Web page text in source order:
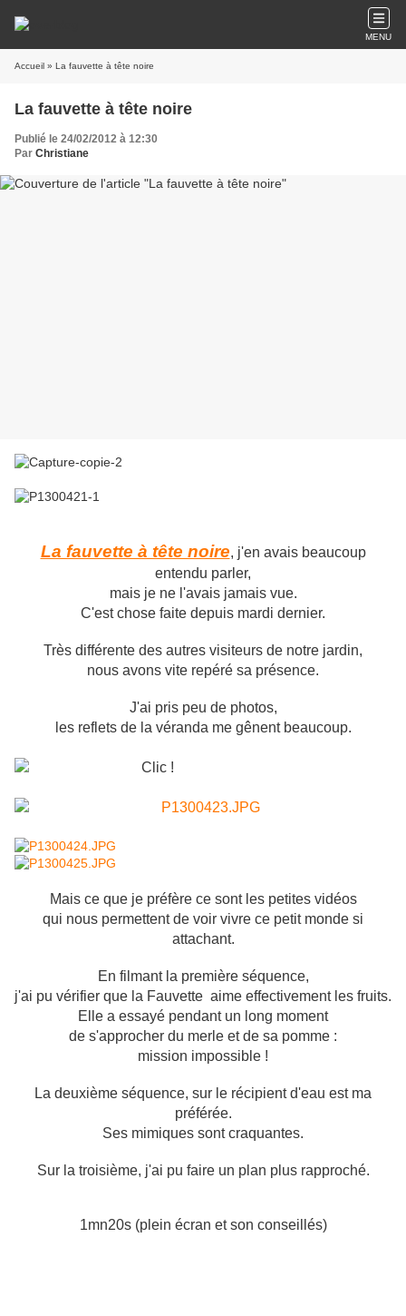
MENU
Accueil » La fauvette à tête noire
La fauvette à tête noire
Publié le 24/02/2012 à 12:30
Par Christiane
La fauvette à tête noire, j'en avais beaucoup
entendu parler,
mais je ne l'avais jamais vue.
C'est chose faite depuis mardi dernier.
Très différente des autres visiteurs de notre jardin,
nous avons vite repéré sa présence.
J'ai pris peu de photos,
les reflets de la véranda me gênent beaucoup.
Mais ce que je préfère ce sont les petites vidéos
qui nous permettent de voir vivre ce petit monde si
attachant.
En filmant la première séquence,
j'ai pu vérifier que la Fauvette aime effectivement les fruits.
Elle a essayé pendant un long moment
de s'approcher du merle et de sa pomme :
mission impossible !
La deuxième séquence, sur le récipient d'eau est ma
préférée.
Ses mimiques sont craquantes.
Sur la troisième, j'ai pu faire un plan plus rapproché.
1mn20s (plein écran et son conseillés)